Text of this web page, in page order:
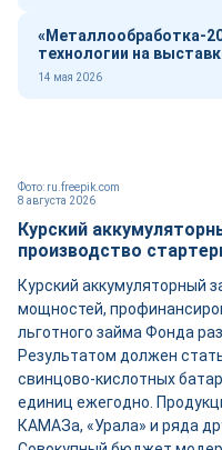
«Металлообработка-
технологии на
14 мая 2026
8 августа 2026
Фото: ru.freepik.com
Курский
производство
Курский аккумуляторный
мощностей,
льготного займа Фонда
Результатом должен
свинцово-кислотных
единиц ежегодно.
КАМАЗа, «Урала» и ряда